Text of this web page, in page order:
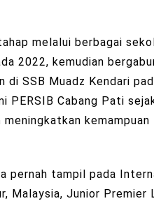
melalui berbagai
2022, kemudian
SSB Muadz Kendari
PERSIB Cabang Pati
pernah tampil pada
Malaysia, Junior Premier